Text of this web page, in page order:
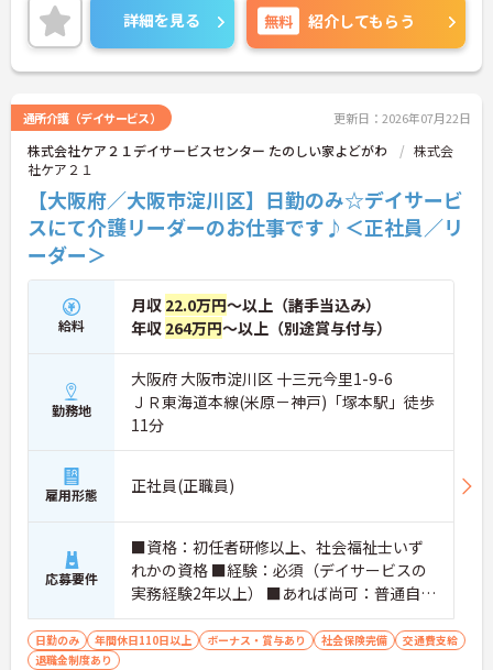
詳細をお話しいたしますのでお気軽にご相談くださ
い。
詳細を見る 無料 紹介してもらう
通所介護（デイサービス） 更新日：2026年07月22日
株式会社ケア２１デイサービスセンター たのしい家よどがわ
株式会
社ケア２１
【大阪府／大阪市淀川区】日勤のみ☆デイサービ
スにて介護リーダーのお仕事です♪＜正社員／リ
ーダー＞
給料
月収 22.0万円～以上（諸手当込み）
年収 264万円～以上（別途賞与付与）
勤務地
大阪府 大阪市淀川区 十三元今里1-9-6
ＪＲ東海道本線(米原－神戸)「塚本駅」徒歩
11分
雇用形態 正社員(正職員)
応募要件
■資格：初任者研修以上、社会福祉士いず
れかの資格 ■経験：必須（デイサービスの
実務経験2年以上） ■あれば尚可：普通自動
車運転免許（AT限定可）※ワンボックスカ
ーなどで送迎業務あり
日勤のみ 年間休日110日以上 ボーナス・賞与あり 社会保険完備
交通費支給
退職金制度あり